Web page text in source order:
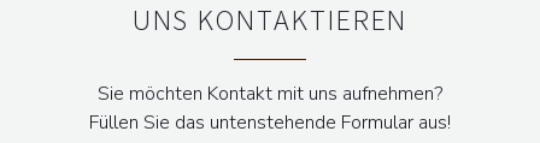
UNS KONTAKTIEREN
Sie möchten Kontakt mit uns aufnehmen?
Füllen Sie das untenstehende Formular aus!